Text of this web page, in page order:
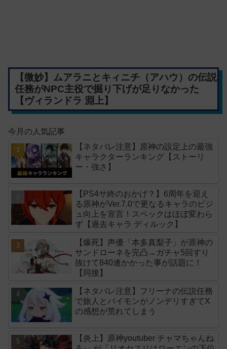
【微妙】ムアラニとキィニチ（アハウ）の伝説
任務がNPC主役で掘り下げが足りなかった
【ヴィランドラ 淵上】
今月の人気記事
【ネタバレ注意】原神の設定上の最強
キャラクターランキング【ストーリ
ー・強さ】
【PS4サ終のおかげ？】6周年を迎え
る原神がVer.7.0で更なるキャラのビジ
ュ向上を宣言！スペックはほぼ変わら
ず【過去キャラ ディルック】
【爆死】声優「本多真梨子」が原神の
サンドローネを完凸→ガチャ5回すり
抜けて840連かかった事が話題に！
【同接】
【ネタバレ注意】フリーナの伝説任務
で旅人とパイモンがノンデリすぎてX
の感想が荒れてしまう
【炎上】原神youtuber チャマちゃんね